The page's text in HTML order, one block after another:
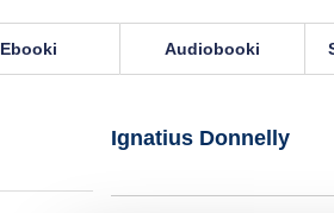
Ebooki Audiobooki
Ignatius Donnelly